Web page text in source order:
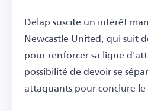
Delap suscite un intérêt
Newcastle United, qui suit
pour renforcer sa ligne
possibilité de devoir se
attaquants pour conclure